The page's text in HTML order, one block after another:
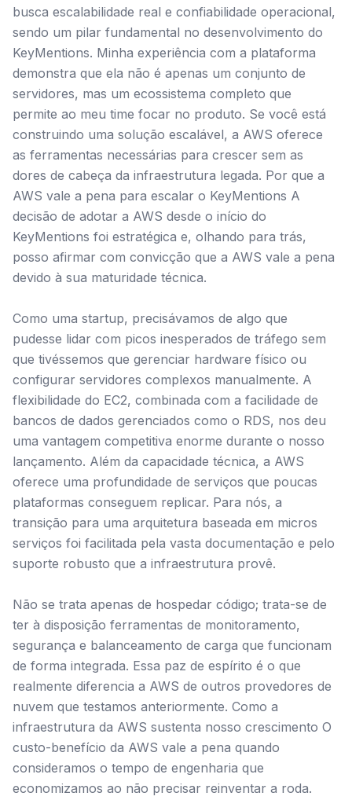
busca escalabilidade real e confiabilidade operacional,
sendo um pilar fundamental no desenvolvimento do
KeyMentions. Minha experiência com a plataforma
demonstra que ela não é apenas um conjunto de
servidores, mas um ecossistema completo que
permite ao meu time focar no produto. Se você está
construindo uma solução escalável, a AWS oferece
as ferramentas necessárias para crescer sem as
dores de cabeça da infraestrutura legada. Por que a
AWS vale a pena para escalar o KeyMentions A
decisão de adotar a AWS desde o início do
KeyMentions foi estratégica e, olhando para trás,
posso afirmar com convicção que a AWS vale a pena
devido à sua maturidade técnica.
Como uma startup, precisávamos de algo que
pudesse lidar com picos inesperados de tráfego sem
que tivéssemos que gerenciar hardware físico ou
configurar servidores complexos manualmente. A
flexibilidade do EC2, combinada com a facilidade de
bancos de dados gerenciados como o RDS, nos deu
uma vantagem competitiva enorme durante o nosso
lançamento. Além da capacidade técnica, a AWS
oferece uma profundidade de serviços que poucas
plataformas conseguem replicar. Para nós, a
transição para uma arquitetura baseada em micros
serviços foi facilitada pela vasta documentação e pelo
suporte robusto que a infraestrutura provê.
Não se trata apenas de hospedar código; trata-se de
ter à disposição ferramentas de monitoramento,
segurança e balanceamento de carga que funcionam
de forma integrada. Essa paz de espírito é o que
realmente diferencia a AWS de outros provedores de
nuvem que testamos anteriormente. Como a
infraestrutura da AWS sustenta nosso crescimento O
custo-benefício da AWS vale a pena quando
consideramos o tempo de engenharia que
economizamos ao não precisar reinventar a roda.